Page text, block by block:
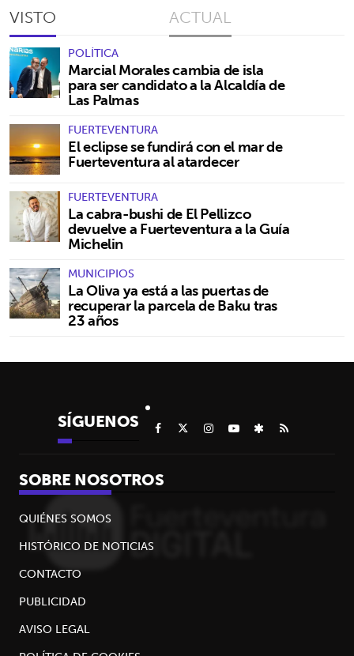
VISTO ACTUAL
POLÍTICA
Marcial Morales cambia de isla
para ser candidato a la Alcaldía de
Las Palmas
FUERTEVENTURA
El eclipse se fundirá con el mar de
Fuerteventura al atardecer
FUERTEVENTURA
La cabra-bushi de El Pellizco
devuelve a Fuerteventura a la Guía
Michelin
MUNICIPIOS
La Oliva ya está a las puertas de
recuperar la parcela de Baku tras
23 años
SÍGUENOS
SOBRE NOSOTROS
QUIÉNES SOMOS
HISTÓRICO DE NOTICIAS
CONTACTO
PUBLICIDAD
AVISO LEGAL